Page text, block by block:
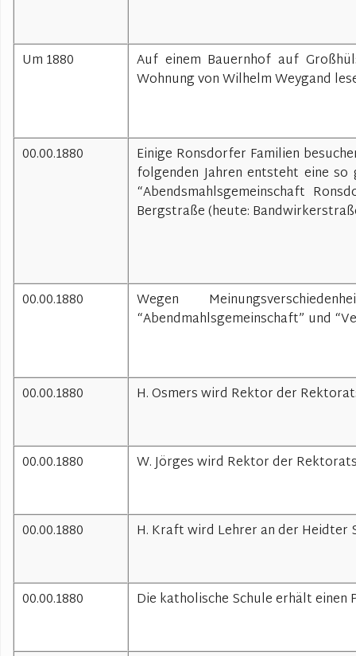
Um 1880
Auf einem Bauernhof auf
Wohnung von Wilhelm Weygand
00.00.1880
Einige Ronsdorfer Familien
folgenden Jahren entsteht eine
“Abendsmahlsgemeinschaft
Bergstraße (heute:
00.00.1880
Wegen
“Abendmahlsgemeinschaft” und
00.00.1880 H. Osmers wird Rektor der
00.00.1880 W. Jörges wird Rektor der
00.00.1880 H. Kraft wird Lehrer an der Heidter
00.00.1880 Die katholische Schule erhält einen